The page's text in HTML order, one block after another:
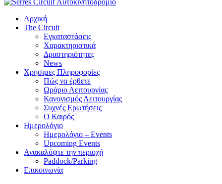
Αρχική
The Circuit
Εγκαταστάσεις
Χαρακτηριστικά
Δραστηριότητες
News
Χρήσιμες Πληροφορίες
Πώς να έρθετε
Ωράριο Λειτουργίας
Κανονισμός Λειτουργίας
Συχνές Ερωτήσεις
Ο Καιρός
Ημερολόγιο
Ημερολόγιο – Events
Upcoming Events
Ανακαλύψτε την περιοχή
Paddock/Parking
Επικοινωνία